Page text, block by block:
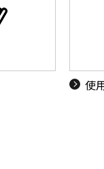
使